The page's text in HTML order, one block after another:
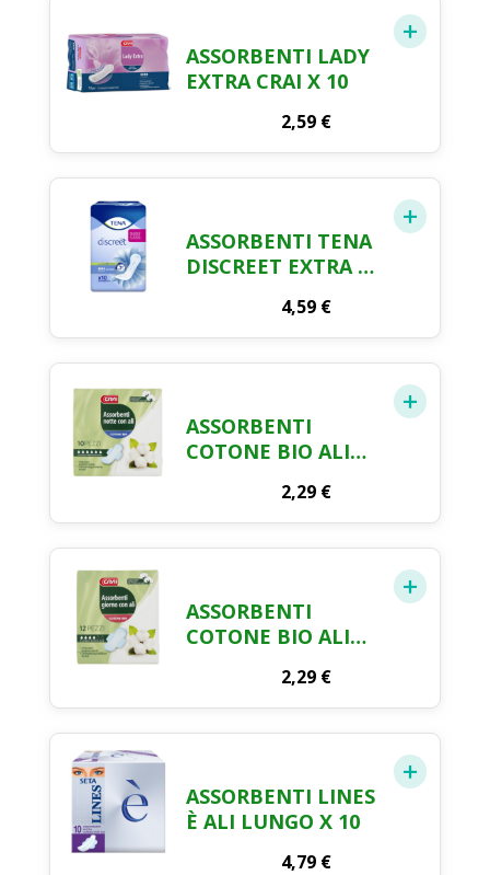
ASSORBENTI LADY
EXTRA CRAI X 10
2,59 €
ASSORBENTI TENA
DISCREET EXTRA X
4,59 €
ASSORBENTI
COTONE BIO ALI
2,29 €
ASSORBENTI
COTONE BIO ALI
2,29 €
ASSORBENTI LINES
È ALI LUNGO X 10
4,79 €